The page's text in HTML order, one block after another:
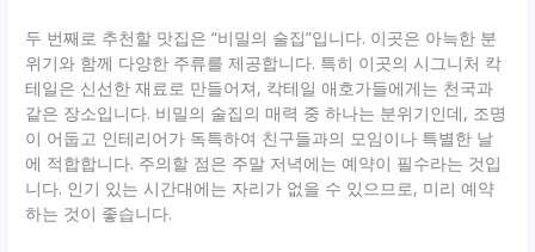
두 번째로 추천할 맛집은 “비밀의 술집”입니다. 이곳은 아늑한 분
위기와 함께 다양한 주류를 제공합니다. 특히 이곳의 시그니처 칵
테일은 신선한 재료로 만들어져, 칵테일 애호가들에게는 천국과
같은 장소입니다. 비밀의 술집의 매력 중 하나는 분위기인데, 조명
이 어둡고 인테리어가 독특하여 친구들과의 모임이나 특별한 날
에 적합합니다. 주의할 점은 주말 저녁에는 예약이 필수라는 것입
니다. 인기 있는 시간대에는 자리가 없을 수 있으므로, 미리 예약
하는 것이 좋습니다.